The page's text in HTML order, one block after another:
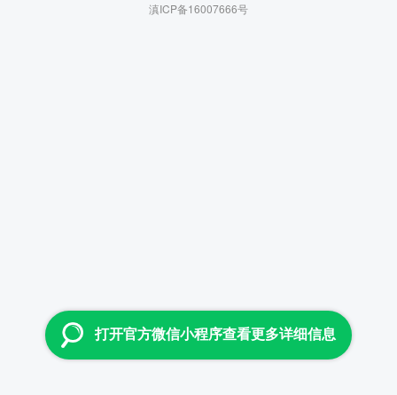
滇ICP备16007666号
打开官方微信小程序查看更多详细信息